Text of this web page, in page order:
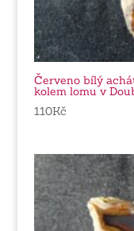
Červeno bílý
kolem lomu v
110Kč